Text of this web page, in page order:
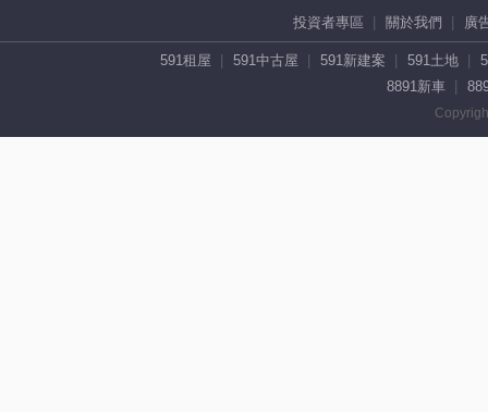
投資者專區 關於我們 廣
591租屋 591中古屋 591新建案 591土地
8891新車